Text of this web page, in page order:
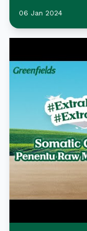
06 Jan 2024